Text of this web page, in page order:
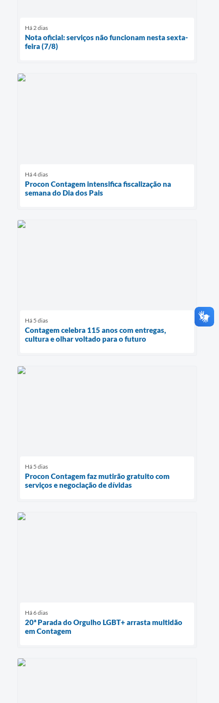
Há 2 dias
Nota oficial: serviços não funcionam nesta sexta-
feira (7/8)
Há 4 dias
Procon Contagem intensifica fiscalização na
semana do Dia dos Pais
Há 5 dias
Contagem celebra 115 anos com entregas,
cultura e olhar voltado para o futuro
Há 5 dias
Procon Contagem faz mutirão gratuito com
serviços e negociação de dívidas
Há 6 dias
20ª Parada do Orgulho LGBT+ arrasta multidão
em Contagem